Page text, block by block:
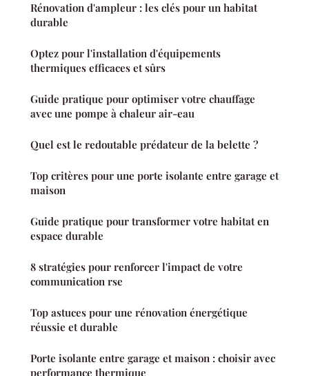
Rénovation d'ampleur : les clés pour un habitat
durable
Optez pour l'installation d'équipements
thermiques efficaces et sûrs
Guide pratique pour optimiser votre chauffage
avec une pompe à chaleur air-eau
Quel est le redoutable prédateur de la belette ?
Top critères pour une porte isolante entre garage et
maison
Guide pratique pour transformer votre habitat en
espace durable
8 stratégies pour renforcer l'impact de votre
communication rse
Top astuces pour une rénovation énergétique
réussie et durable
Porte isolante entre garage et maison : choisir avec
performance thermique